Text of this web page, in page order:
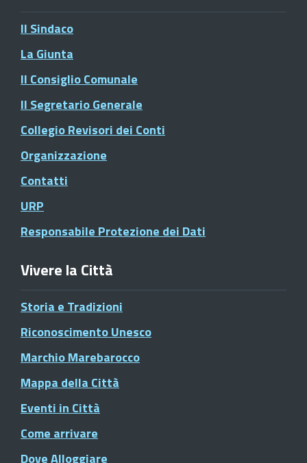
Il Sindaco
La Giunta
Il Consiglio Comunale
Il Segretario Generale
Collegio Revisori dei Conti
Organizzazione
Contatti
URP
Responsabile Protezione dei Dati
Vivere la Città
Storia e Tradizioni
Riconoscimento Unesco
Marchio Marebarocco
Mappa della Città
Eventi in Città
Come arrivare
Dove Alloggiare